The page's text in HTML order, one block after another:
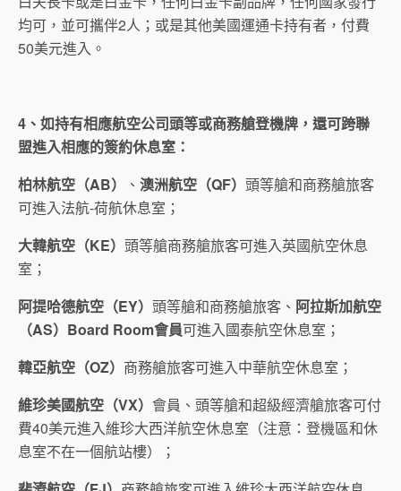
均可，並可攜伴2人；或是其他美國運通卡持有者，付費
50美元進入。
4 、如持有相應航空公司頭等或商務艙登機牌，還可跨聯
盟進入相應的簽約休息室：
柏林航空（AB） 、 澳洲航空（QF） 頭等艙和商務艙旅客
可進入法航-荷航休息室；
大韓航空（KE） 頭等艙商務艙旅客可進入英國航空休息
室；
阿提哈德航空（EY） 頭等艙和商務艙旅客、 阿拉斯加航空
（AS） Board Room會員可進入國泰航空休息室；
韓亞航空（OZ） 商務艙旅客可進入中華航空休息室；
維珍美國航空（VX） 會員、頭等艙和超級經濟艙旅客可付
費40美元進入維珍大西洋航空休息室（注意：登機區和休
息室不在一個航站樓）；